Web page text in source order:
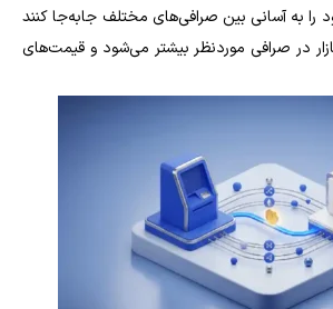
را به آسانی بین صرافی‌های مختلف جابه‌جا کنند
در صرافی موردنظر بیشتر می‌شود و قیمت‌های